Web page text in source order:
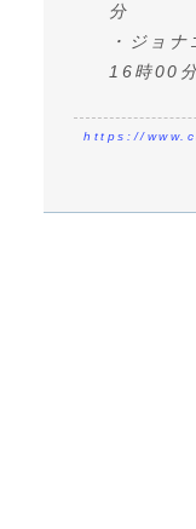
分
・ジョ
16時00
https://